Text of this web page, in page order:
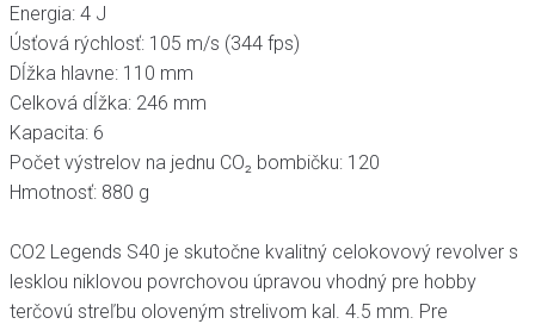
Energia: 4 J
Úsťová rýchlosť: 105 m/s (344 fps)
Dĺžka hlavne: 110 mm
Celková dĺžka: 246 mm
Kapacita: 6
Počet výstrelov na jednu CO₂ bombičku: 120
Hmotnosť: 880 g
CO2 Legends S40 je skutočne kvalitný celokovový revolver s
lesklou niklovou povrchovou úpravou vhodný pre hobby
terčovú streľbu oloveným strelivom kal. 4.5 mm. Pre